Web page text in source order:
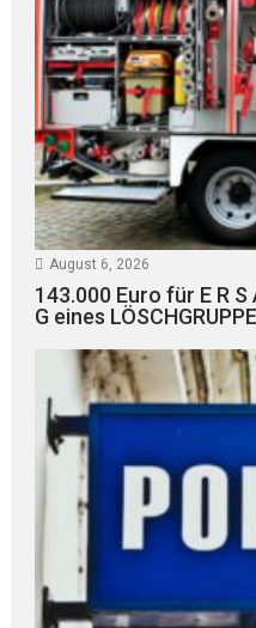
August 6, 2026
143.000 Euro für E R S
G eines